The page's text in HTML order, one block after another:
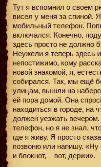
Тут я вспомнил о своем
висел у меня за спиной.
мобильный телефон.
включался. Конечно,
здесь просто не должно
Неужели я теперь здесь и
непостижимо, кому
новой знакомой, я,
собирался. Так, мы ещё
улицам, вышли на
ей пора домой. Она
находиться в городе, на
должен уезжать
телефон, но я не знал,
где я живу. Я просто
позвоню или напишу.
и блокнот, – вот, держи».